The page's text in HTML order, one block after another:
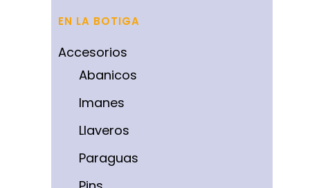
EN LA BOTIGA
Accesorios
Abanicos
Imanes
Llaveros
Paraguas